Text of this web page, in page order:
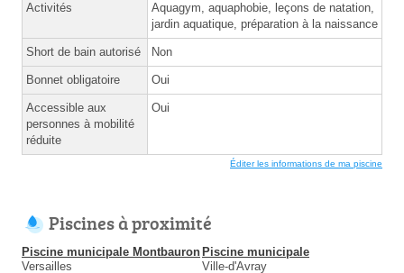
Activités
Aquagym, aquaphobie, leçons de natation,
jardin aquatique, préparation à la naissance
Short de bain autorisé Non
Bonnet obligatoire Oui
Accessible aux
personnes à mobilité
réduite
Oui
Éditer les informations de ma piscine
Piscines à proximité
Piscine municipale Montbauron
Versailles
Piscine municipale
Ville-d'Avray